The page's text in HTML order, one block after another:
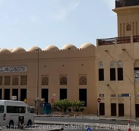
Moscheen der Stadt: Die